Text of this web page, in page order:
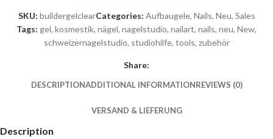
SKU: buildergelclearCategories: Aufbaugele, Nails, Neu, Sales
Tags: gel, kosmestik, nägel, nagelstudio, nailart, nails, neu, New,
schweizernagelstudio, studiohilfe, tools, zubehör
Share:
DESCRIPTIONADDITIONAL INFORMATIONREVIEWS (0)
VERSAND & LIEFERUNG
Description